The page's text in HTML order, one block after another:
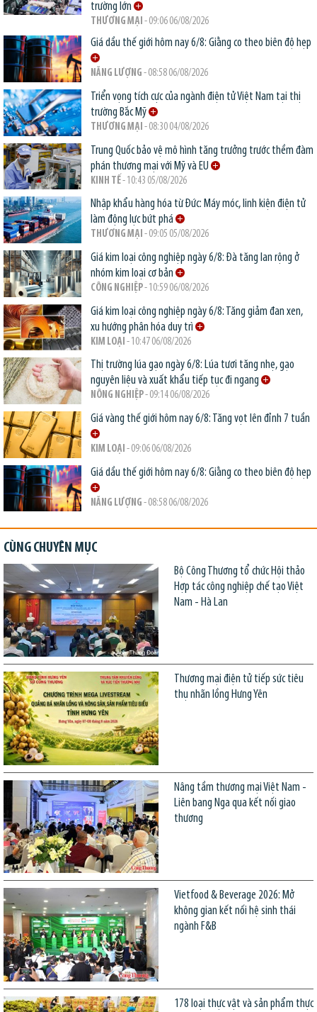
trường lớn
THƯƠNG MẠI - 09:06 06/08/2026
Giá dầu thế giới hôm nay 6/8: Giằng co theo biên độ hẹp
NĂNG LƯỢNG - 08:58 06/08/2026
Triển vọng tích cực của ngành điện tử Việt Nam tại thị
trường Bắc Mỹ
THƯƠNG MẠI - 08:30 04/08/2026
Trung Quốc bảo vệ mô hình tăng trưởng trước thềm đàm
phán thương mại với Mỹ và EU
KINH TẾ- 10:43 05/08/2026
Nhập khẩu hàng hóa từ Đức: Máy móc, linh kiện điện tử
làm động lực bứt phá
THƯƠNG MẠI - 09:05 05/08/2026
Giá kim loại công nghiệp ngày 6/8: Đà tăng lan rộng ở
nhóm kim loại cơ bản
CÔNG NGHIỆP- 10:59 06/08/2026
Giá kim loại công nghiệp ngày 6/8: Tăng giảm đan xen,
xu hướng phân hóa duy trì
KIM LOẠI - 10:47 06/08/2026
Thị trường lúa gạo ngày 6/8: Lúa tươi tăng nhẹ, gạo
nguyên liệu và xuất khẩu tiếp tục đi ngang
NÔNG NGHIỆP- 09:14 06/08/2026
Giá vàng thế giới hôm nay 6/8: Tăng vọt lên đỉnh 7 tuần
KIM LOẠI - 09:06 06/08/2026
Giá dầu thế giới hôm nay 6/8: Giằng co theo biên độ hẹp
NĂNG LƯỢNG - 08:58 06/08/2026
CÙNG CHUYÊN MỤC
Bộ Công Thương tổ chức Hội thảo
Hợp tác công nghiệp chế tạo Việt
Nam - Hà Lan
Thương mại điện tử tiếp sức tiêu
thụ nhãn lồng Hưng Yên
Nâng tầm thương mại Việt Nam -
Liên bang Nga qua kết nối giao
thương
Vietfood & Beverage 2026: Mở
không gian kết nối hệ sinh thái
ngành F&B
178 loại thực vật và sản phẩm thực